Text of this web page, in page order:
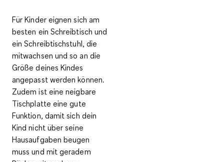
Für Kinder eignen sich am
besten ein Schreibtisch und
ein Schreibtischstuhl, die
mitwachsen und soan die
Größe deines Kindes
angepasst werden können.
Zudem ist eine neigbare
Tischplatte eine gute
Funktion, damit sich dein
Kind nicht über seine
Hausaufgaben beugen
muss und mit geradem